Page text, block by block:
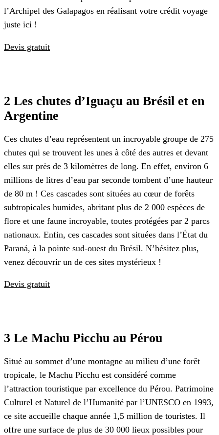
l’Archipel des Galapagos en réalisant votre crédit voyage
juste ici !
Devis gratuit
2 Les chutes d’Iguaçu au Brésil et en
Argentine
Ces chutes d’eau représentent un incroyable groupe de 275
chutes qui se trouvent les unes à côté des autres et devant
elles sur près de 3 kilomètres de long. En effet, environ 6
millions de litres d’eau par seconde tombent d’une hauteur
de 80 m ! Ces cascades sont situées au cœur de forêts
subtropicales humides, abritant plus de 2 000 espèces de
flore et une faune incroyable, toutes protégées par 2 parcs
nationaux. Enfin, ces cascades sont situées dans l’État du
Paraná, à la pointe sud-ouest du Brésil. N’hésitez plus,
venez découvrir un de ces sites mystérieux !
Devis gratuit
3 Le Machu Picchu au Pérou
Situé au sommet d’une montagne au milieu d’une forêt
tropicale, le Machu Picchu est considéré comme
l’attraction touristique par excellence du Pérou. Patrimoine
Culturel et Naturel de l’Humanité par l’UNESCO en 1993,
ce site accueille chaque année 1,5 million de touristes. Il
offre une surface de plus de 30 000 lieux possibles pour